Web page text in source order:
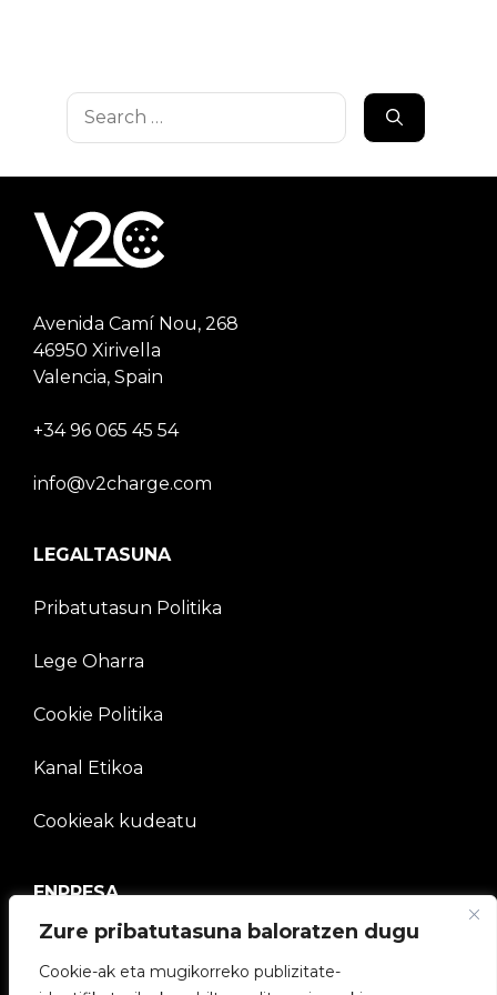
Zure pribatutasuna baloratzen dugu
Cookie-ak eta mugikorreko publizitate-
Search
for:
Avenida Camí Nou, 268
46950 Xirivella
Valencia, Spain
+34 96 065 45 54
info@v2charge.com
LEGALTASUNA
Pribatutasun Politika
Lege Oharra
Cookie Politika
Kanal Etikoa
Cookieak kudeatu
ENPRESA
V2C Komunitatea